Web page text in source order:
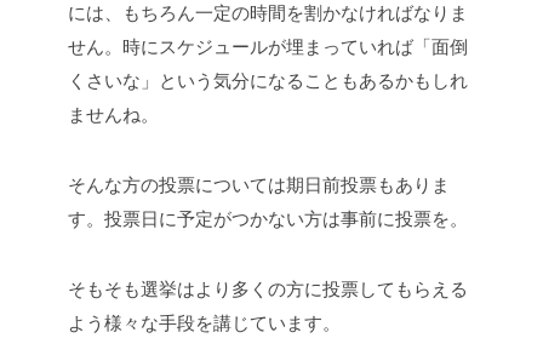
には、もちろん一定の時間を割かなければなりま
せん。時にスケジュールが埋まっていれば「面倒
くさいな」という気分になることもあるかもしれ
ませんね。
そんな方の投票については期日前投票もありま
す。投票日に予定がつかない方は事前に投票を。
そもそも選挙はより多くの方に投票してもらえる
よう様々な手段を講じています。